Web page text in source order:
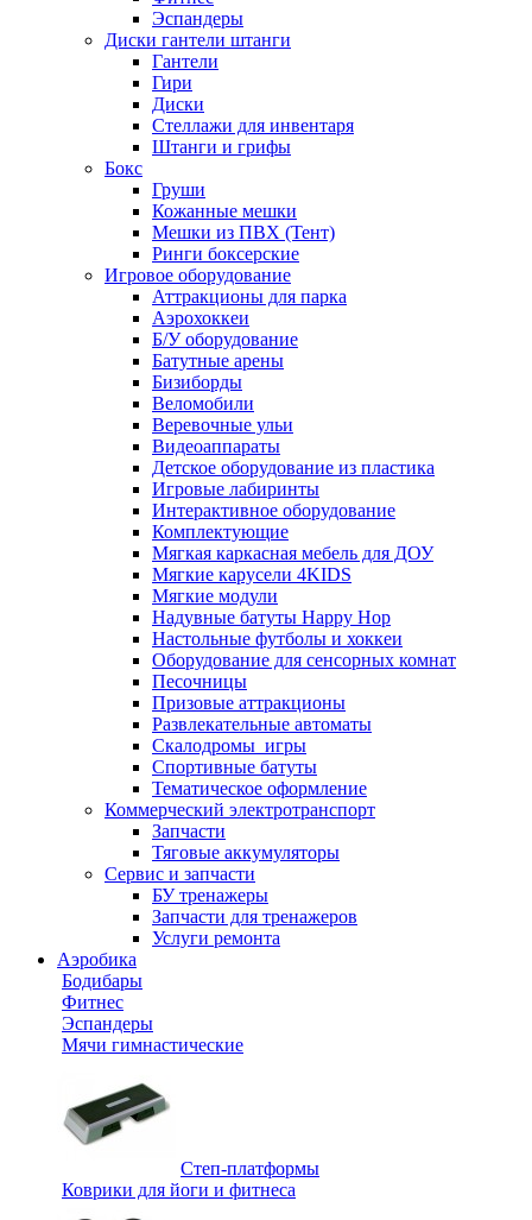
Эспандеры
Диски гантели штанги
Гантели
Гири
Диски
Стеллажи для инвентаря
Штанги и грифы
Бокс
Груши
Кожанные мешки
Мешки из ПВХ (Тент)
Ринги боксерские
Игровое оборудование
Аттракционы для парка
Аэрохоккеи
Б/У оборудование
Батутные арены
Бизиборды
Веломобили
Веревочные ульи
Видеоаппараты
Детское оборудование из пластика
Игровые лабиринты
Интерактивное оборудование
Комплектующие
Мягкая каркасная мебель для ДОУ
Мягкие карусели 4KIDS
Мягкие модули
Надувные батуты Happy Hop
Настольные футболы и хоккеи
Оборудование для сенсорных комнат
Песочницы
Призовые аттракционы
Развлекательные автоматы
Скалодромы_игры
Спортивные батуты
Тематическое оформление
Коммерческий электротранспорт
Запчасти
Тяговые аккумуляторы
Сервис и запчасти
БУ тренажеры
Запчасти для тренажеров
Услуги ремонта
Аэробика
Бодибары
Фитнес
Эспандеры
Мячи гимнастические
Степ-платформы
Коврики для йоги и фитнеса